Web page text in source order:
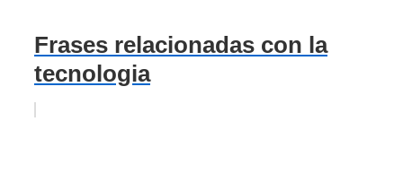
Frases relacionadas con la
tecnologia